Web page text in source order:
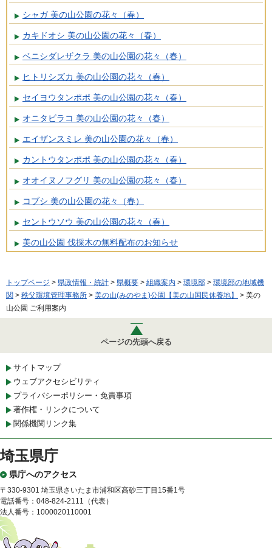
シャガ 美の山公園の花々（春）
カキドオシ 美の山公園の花々（春）
ベニシダレザクラ 美の山公園の花々（春）
ヒトリシズカ 美の山公園の花々（春）
セイヨウタンポポ 美の山公園の花々（春）
オニタビラコ 美の山公園の花々（春）
エイザンスミレ 美の山公園の花々（春）
カントウタンポポ 美の山公園の花々（春）
オオイヌノフグリ 美の山公園の花々（春）
コブシ 美の山公園の花々（春）
セントウソウ 美の山公園の花々（春）
美の山公園 伐採木の無料配布のお知らせ
トップページ > 県政情報・統計 > 県概要 > 組織案内 > 環境部 > 環境部の地域機
関 > 秩父環境管理事務所 > 美の山(みのやま)公園【美の山国民休養地】
> 美の
山公園 ご利用案内
ページの先頭へ戻る
サイトマップ
ウェブアクセシビリティ
プライバシーポリシー・免責事項
著作権・リンクについて
関係機関リンク集
埼玉県庁
県庁へのアクセス
〒330-9301 埼玉県さいたま市浦和区高砂三丁目15番1号
電話番号：048-824-2111（代表）
法人番号：1000020110001